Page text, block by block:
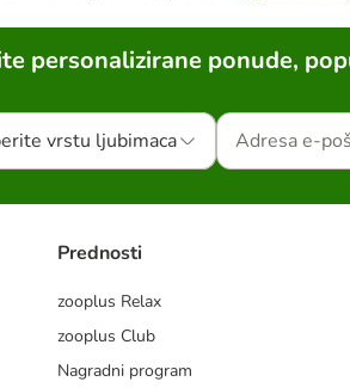
personalizirane ponude,
vrstu ljubimaca
Prednosti
zooplus Relax
zooplus Club
Nagradni program